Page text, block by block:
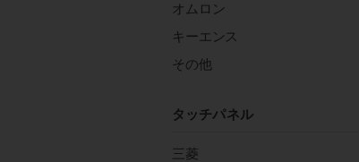
オムロン
キーエンス
その他
タッチパネル
三菱